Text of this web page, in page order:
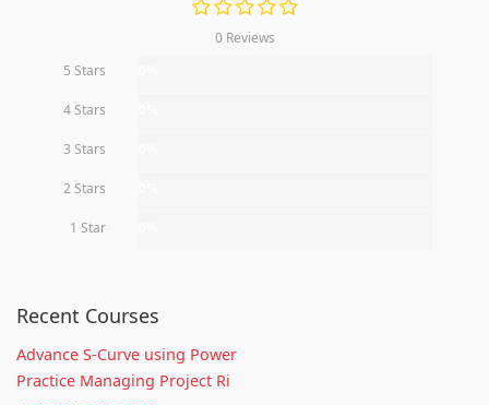
0 Reviews
5 Stars
4 Stars
3 Stars
2 Stars
1 Star
Recent Courses
Advance S-Curve using Power
Practice Managing Project Ri